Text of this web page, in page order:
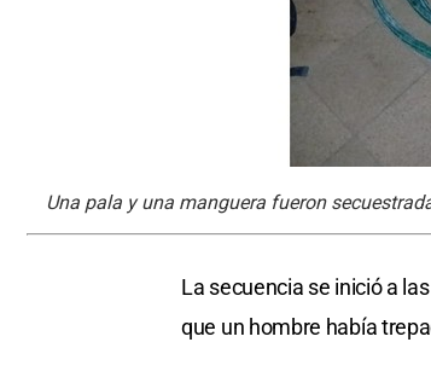
Una pala y una manguera fueron
La secuencia se inició a
que un hombre había